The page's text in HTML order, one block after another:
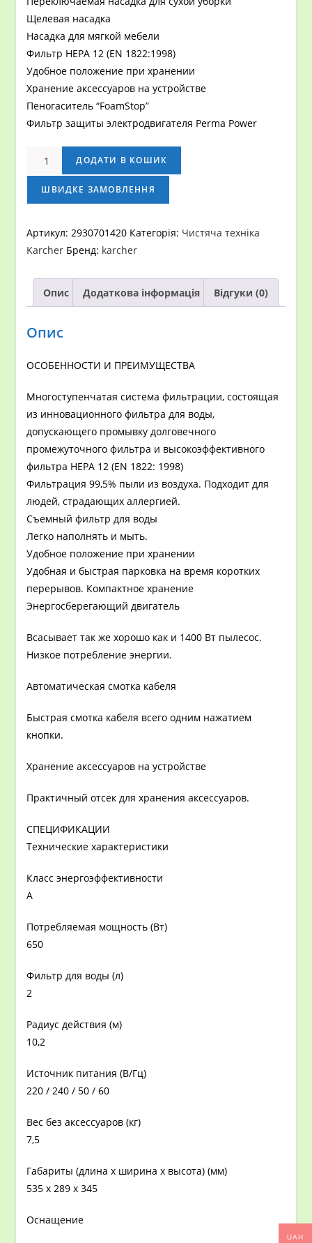
Щелевая насадка
Насадка для мягкой мебели
Фильтр HEPA 12 (EN 1822:1998)
Удобное положение при хранении
Хранение аксессуаров на устройстве
Пеногаситель “FoamStop”
Фильтр защиты электродвигателя Perma Power
Пылесос
сухой
уборки
DS
кількість
ДОДАТИ В КОШИК
ШВИДКЕ ЗАМОВЛЕННЯ
Артикул:2930701420 Категорія: Чистяча техніка
Karcher Бренд: karcher
Опис Додаткова інформація Відгуки (0)
Опис
ОСОБЕННОСТИ И ПРЕИМУЩЕСТВА
Многоступенчатая система фильтрации, состоящая
из инновационного фильтра для воды,
допускающего промывку долговечного
промежуточного фильтра и высокоэффективного
фильтра HEPA 12 (EN 1822: 1998)
Фильтрация 99,5% пыли из воздуха. Подходит для
людей, страдающих аллергией.
Съемный фильтр для воды
Легко наполнять и мыть.
Удобное положение при хранении
Удобная и быстрая парковка на время коротких
перерывов. Компактное хранение
Энергосберегающий двигатель
Всасывает так же хорошо как и 1400 Вт пылесос.
Низкое потребление энергии.
Автоматическая смотка кабеля
Быстрая смотка кабеля всего одним нажатием
кнопки.
Хранение аксессуаров на устройстве
Практичный отсек для хранения аксессуаров.
СПЕЦИФИКАЦИИ
Технические характеристики
Класс энергоэффективности
A
Потребляемая мощность (Вт)
650
Фильтр для воды (л)
2
Радиус действия (м)
10,2
Источник питания (В/Гц)
220 / 240 / 50 / 60
Вес без аксессуаров (кг)
7,5
Габариты (длина х ширина х высота) (мм)
535 x 289 x 345
Оснащение
UAH